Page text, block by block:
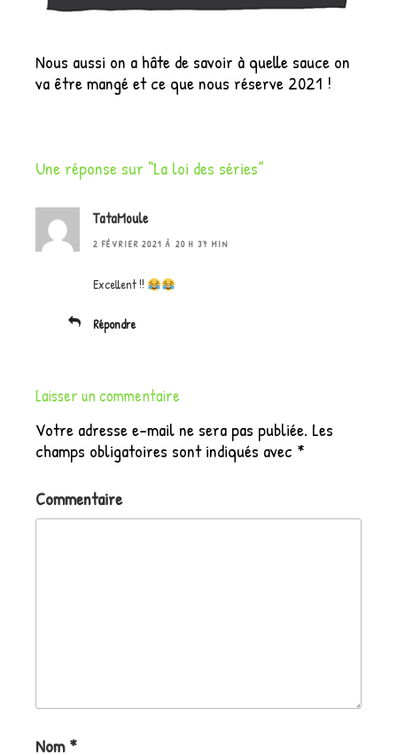
Nous aussi on a hâte de savoir à quelle sauce on
va être mangé et ce que nous réserve 2021 !
Une réponse sur “La loi des séries”
TataMoule
2 FÉVRIER 2021 À 20 H 37 MIN
Excellent !!
Répondre
Laisser un commentaire
Votre adresse e-mail ne sera pas publiée. Les
champs obligatoires sont indiqués avec *
Commentaire
Nom*